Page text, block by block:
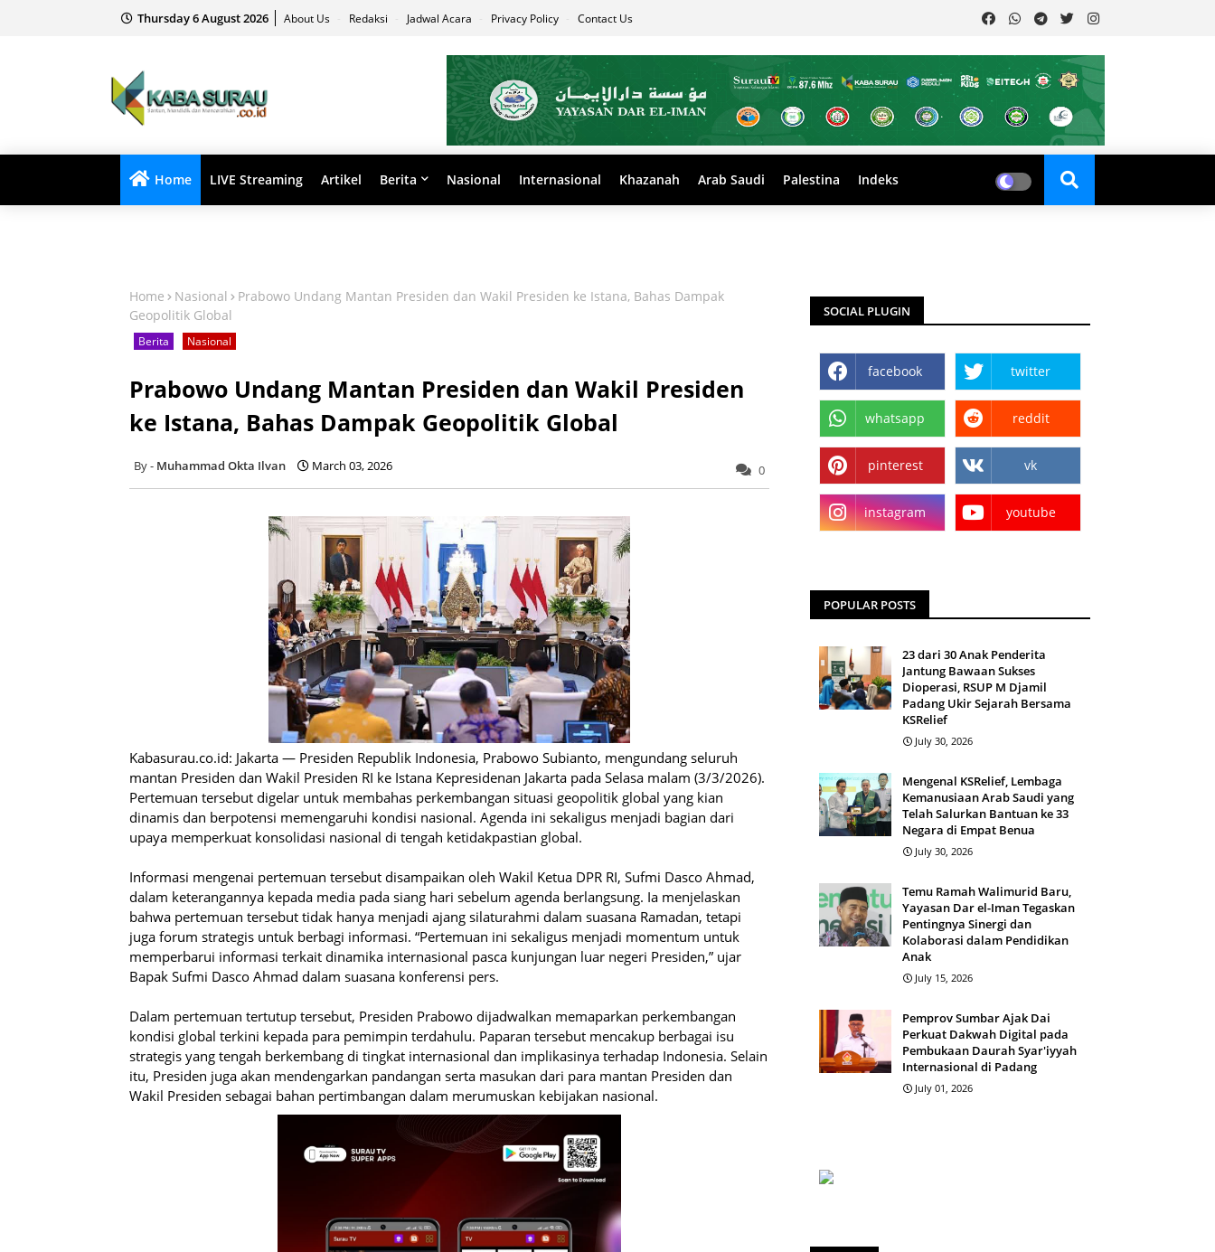
Thursday 6 August 2026 About Us Redaksi Jadwal Acara Privacy Policy Contact Us
Home LIVE Streaming Artikel Berita Nasional Internasional Khazanah Arab Saudi Palestina Indeks
Home Nasional
Prabowo Undang Mantan Presiden dan Wakil Presiden ke Istana, Bahas Dampak
Geopolitik Global
Berita Nasional
Prabowo Undang Mantan Presiden dan Wakil Presiden
ke Istana, Bahas Dampak Geopolitik Global
Muhammad Okta Ilvan March 03, 2026 0
Kabasurau.co.id: Jakarta — Presiden Republik Indonesia, Prabowo Subianto, mengundang seluruh
mantan Presiden dan Wakil Presiden RI ke Istana Kepresidenan Jakarta pada Selasa malam (3/3/2026).
Pertemuan tersebut digelar untuk membahas perkembangan situasi geopolitik global yang kian
dinamis dan berpotensi memengaruhi kondisi nasional. Agenda ini sekaligus menjadi bagian dari
upaya memperkuat konsolidasi nasional di tengah ketidakpastian global.
Informasi mengenai pertemuan tersebut disampaikan oleh Wakil Ketua DPR RI, Sufmi Dasco Ahmad,
dalam keterangannya kepada media pada siang hari sebelum agenda berlangsung. Ia menjelaskan
bahwa pertemuan tersebut tidak hanya menjadi ajang silaturahmi dalam suasana Ramadan, tetapi
juga forum strategis untuk berbagi informasi. “Pertemuan ini sekaligus menjadi momentum untuk
memperbarui informasi terkait dinamika internasional pasca kunjungan luar negeri Presiden,” ujar
Bapak Sufmi Dasco Ahmad dalam suasana konferensi pers.
Dalam pertemuan tertutup tersebut, Presiden Prabowo dijadwalkan memaparkan perkembangan
kondisi global terkini kepada para pemimpin terdahulu. Paparan tersebut mencakup berbagai isu
strategis yang tengah berkembang di tingkat internasional dan implikasinya terhadap Indonesia. Selain
itu, Presiden juga akan mendengarkan pandangan serta masukan dari para mantan Presiden dan
Wakil Presiden sebagai bahan pertimbangan dalam merumuskan kebijakan nasional.
SOCIAL PLUGIN
facebook twitter
whatsapp reddit
pinterest vk
instagram youtube
POPULAR POSTS
23 dari 30 Anak Penderita
Jantung Bawaan Sukses
Dioperasi, RSUP M Djamil
Padang Ukir Sejarah Bersama
KSRelief
July 30, 2026
Mengenal KSRelief, Lembaga
Kemanusiaan Arab Saudi yang
Telah Salurkan Bantuan ke 33
Negara di Empat Benua
July 30, 2026
Temu Ramah Walimurid Baru,
Yayasan Dar el-Iman Tegaskan
Pentingnya Sinergi dan
Kolaborasi dalam Pendidikan
Anak
July 15, 2026
Pemprov Sumbar Ajak Dai
Perkuat Dakwah Digital pada
Pembukaan Daurah Syar'iyyah
Internasional di Padang
July 01, 2026